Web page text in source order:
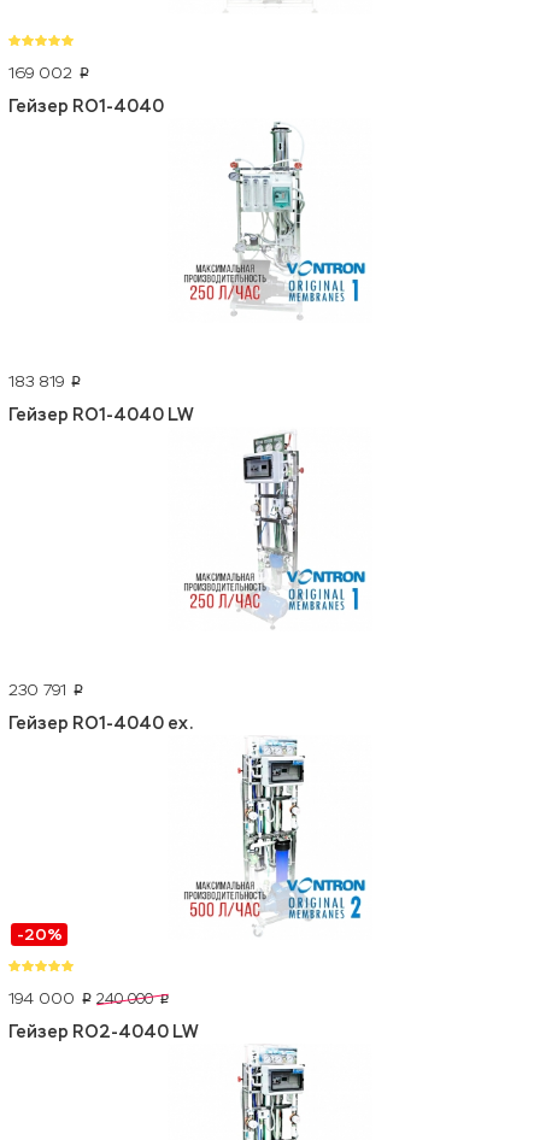
169 002 p
Гейзер RO1-4040
183 819 p
Гейзер RO1-4040 LW
230 791 p
Гейзер RO1-4040 ex.
-20%
194 000 p 240 000 p
Гейзер RO2-4040 LW